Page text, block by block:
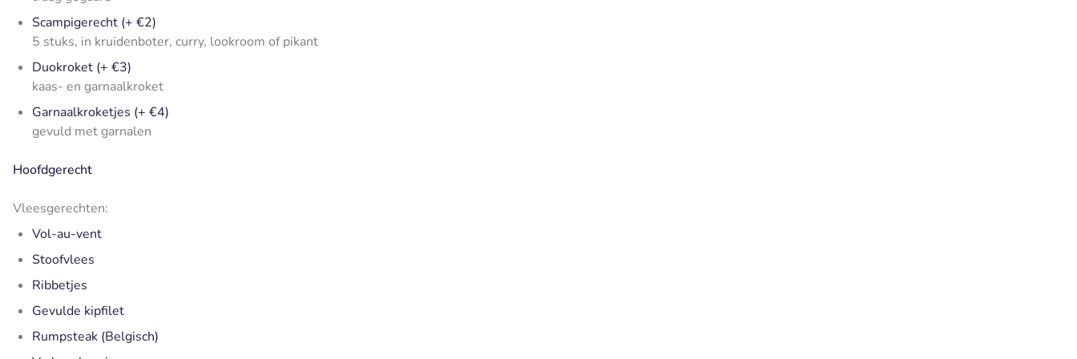
Scampigerecht (+ €2)
5 stuks, in kruidenboter, curry, lookroom of pikant
Duokroket (+ €3)
kaas- en garnaalkroket
Garnaalkroketjes (+ €4)
gevuld met garnalen
Hoofdgerecht
Vleesgerechten:
Vol-au-vent
Stoofvlees
Ribbetjes
Gevulde kipfilet
Rumpsteak (Belgisch)